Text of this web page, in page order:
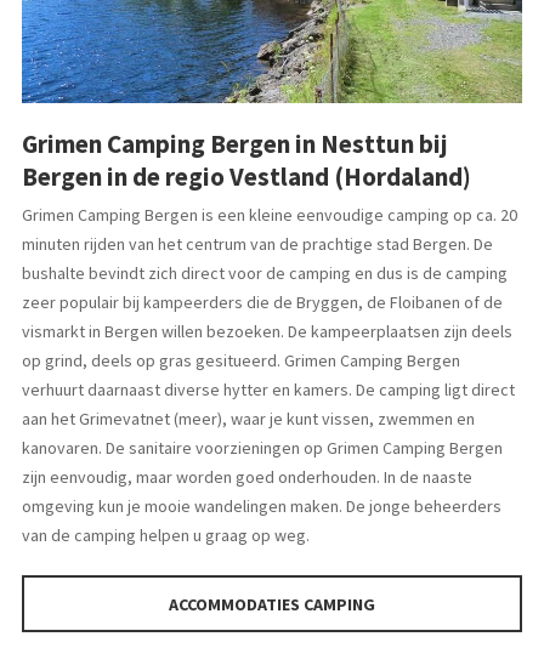
Grimen Camping Bergen in Nesttun bij
Bergen in de regio Vestland (Hordaland)
Grimen Camping Bergen is een kleine eenvoudige camping op ca. 20
minuten rijden van het centrum van de prachtige stad Bergen. De
bushalte bevindt zich direct voor de camping en dus is de camping
zeer populair bij kampeerders die de Bryggen, de Floibanen of de
vismarkt in Bergen willen bezoeken. De kampeerplaatsen zijn deels
op grind, deels op gras gesitueerd. Grimen Camping Bergen
verhuurt daarnaast diverse hytter en kamers. De camping ligt direct
aan het Grimevatnet (meer), waar je kunt vissen, zwemmen en
kanovaren. De sanitaire voorzieningen op Grimen Camping Bergen
zijn eenvoudig, maar worden goed onderhouden. In de naaste
omgeving kun je mooie wandelingen maken. De jonge beheerders
van de camping helpen u graag op weg.
ACCOMMODATIES CAMPING